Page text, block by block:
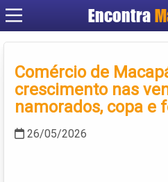
Encontra
Criar
Comércio de
crescimento nas
namorados, copa e
26/05/2026